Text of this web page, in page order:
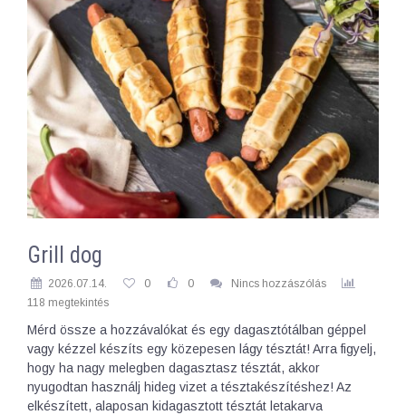
Grill dog
2026.07.14. 0 0
Nincs hozzászólás
118 megtekintés
Mérd össze a hozzávalókat és egy dagasztótálban géppel
vagy kézzel készíts egy közepesen lágy tésztát! Arra figyelj,
hogy ha nagy melegben dagasztasz tésztát, akkor
nyugodtan használj hideg vizet a tésztakészítéshez! Az
elkészített, alaposan kidagasztott tésztát letakarva